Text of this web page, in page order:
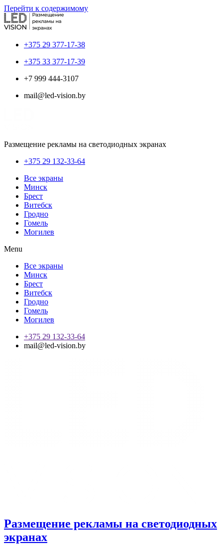
Перейти к содержимому
+375 29 377-17-38
+375 33 377-17-39
+7 999 444-3107
mail@led-vision.by
Размещение рекламы на светодиодных экранах
+375 29 132-33-64
Все экраны
Минск
Брест
Витебск
Гродно
Гомель
Могилев
Menu
Все экраны
Минск
Брест
Витебск
Гродно
Гомель
Могилев
+375 29 132-33-64
mail@led-vision.by
Размещение рекламы на светодиодных
экранах